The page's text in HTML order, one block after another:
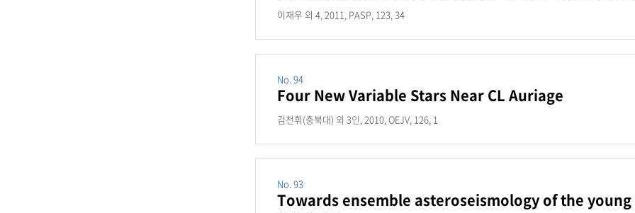
이재우 외 4, 2011, PASP, 123, 34
No. 94
Four New Variable Stars Near CL Auriage
김천휘(충북대) 외 3인, 2010, OEJV, 126, 1
No. 93
Towards ensemble asteroseismology of the